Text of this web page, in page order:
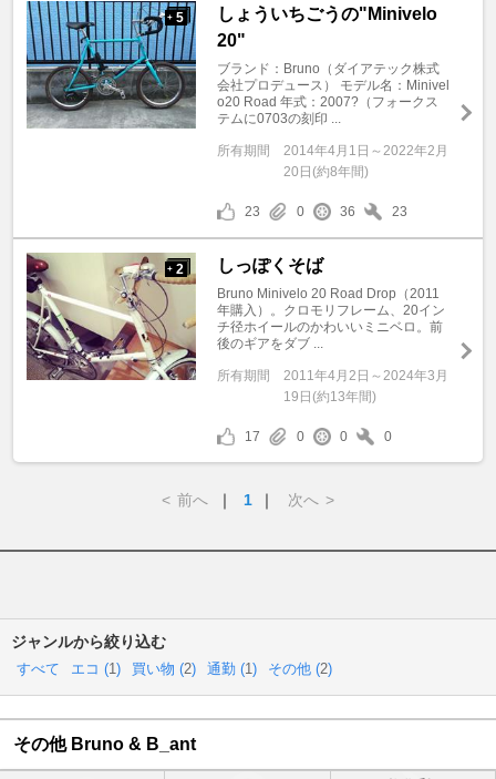
+ 5
しょういちごうの"Minivelo
20"
ブランド：Bruno（ダイアテック株式
会社プロデュース） モデル名：Minivel
o20 Road 年式：2007?（フォークス
テムに0703の刻印 ...
所有期間
2014年4月1日～2022年2月
20日(約8年間)
23 0 36 23
+ 2 しっぽくそば
Bruno Minivelo 20 Road Drop（2011
年購入）。クロモリフレーム、20イン
チ径ホイールのかわいいミニベロ。前
後のギアをダブ ...
所有期間
2011年4月2日～2024年3月
19日(約13年間)
17 0 0 0
< 前へ ｜ 1 ｜ 次へ >
ジャンルから絞り込む
すべて エコ (1) 買い物 (2) 通勤 (1) その他 (2)
その他 Bruno & B_ant